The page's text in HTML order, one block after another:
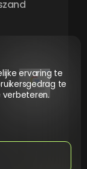
ervaring te
te